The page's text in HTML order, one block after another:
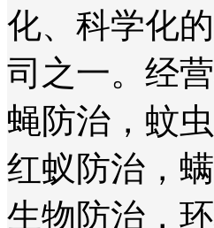
化、科学化
司之一。经
蝇防治，蚊
红蚁防治，
生物防治，